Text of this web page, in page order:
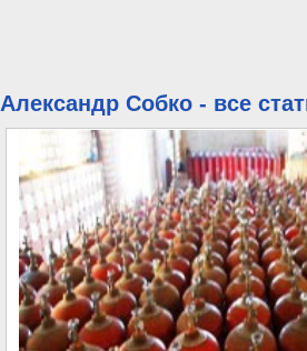
Александр Собко - все